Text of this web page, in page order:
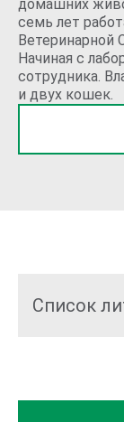
домашних
семь лет
Ветеринарной
Начиная с
сотрудника.
и двух кошек.
Список